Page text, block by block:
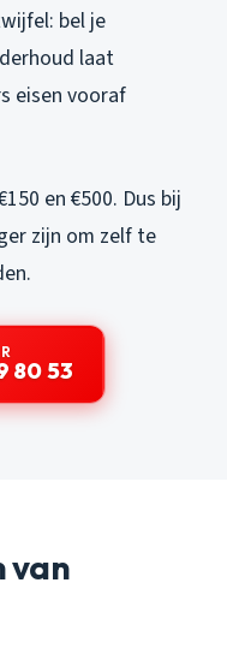
bel je
laat
eisen vooraf
en €500. Dus bij
zijn om zelf te
80 53
van